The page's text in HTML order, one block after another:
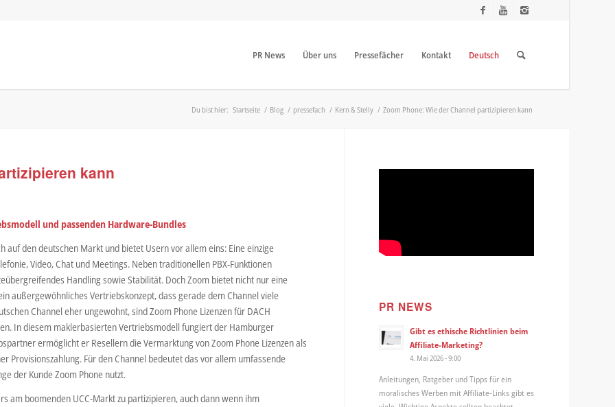
PR News Über uns Pressefächer Kontakt Deutsch
Du bist hier: Startseite / Blog / pressefach / Kern & Stelly / Zoom Phone: Wie der Channel partizipieren kann
kann
und passenden Hardware-Bundles
auf den deutschen Markt und bietet Usern vor allem eins: Eine einzige
Video, Chat und Meetings. Neben traditionellen PBX-Funktionen
Handling sowie Stabilität. Doch Zoom bietet nicht nur eine
außergewöhnliches Vertriebskonzept, dass gerade dem Channel viele
Channel eher ungewohnt, sind Zoom Phone Lizenzen für DACH
In diesem maklerbasierten Vertriebsmodell fungiert der Hamburger
ermöglicht er Resellern die Vermarktung von Zoom Phone Lizenzen als
Provisionszahlung. Für den Channel bedeutet das vor allem umfassende
der Kunde Zoom Phone nutzt.
am boomenden UCC-Markt zu partizipieren, auch dann wenn ihm
PR NEWS
Gibt es ethische Richtlinien beim
Affiliate-Marketing?
4. Mai 2026 - 9:00
Anleitungen, Ratgeber und Tipps für ein
moralisches Werben mit Affiliate-Links gibt es